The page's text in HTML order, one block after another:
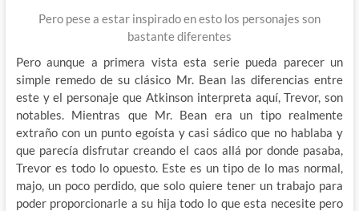
Pero pese a estar inspirado en esto los personajes son
bastante diferentes
Pero aunque a primera vista esta serie pueda parecer un
simple remedo de su clásico Mr. Bean las diferencias entre
este y el personaje que Atkinson interpreta aquí, Trevor, son
notables. Mientras que Mr. Bean era un tipo realmente
extraño con un punto egoísta y casi sádico que no hablaba y
que parecía disfrutar creando el caos allá por donde pasaba,
Trevor es todo lo opuesto. Este es un tipo de lo mas normal,
majo, un poco perdido, que solo quiere tener un trabajo para
poder proporcionarle a su hija todo lo que esta necesite pero